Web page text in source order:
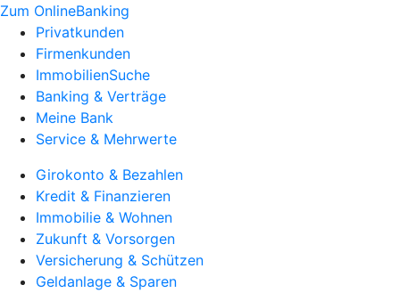
Zum OnlineBanking
Privatkunden
Firmenkunden
ImmobilienSuche
Banking & Verträge
Meine Bank
Service & Mehrwerte
Girokonto & Bezahlen
Kredit & Finanzieren
Immobilie & Wohnen
Zukunft & Vorsorgen
Versicherung & Schützen
Geldanlage & Sparen